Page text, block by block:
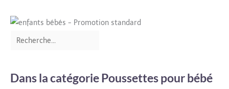
Dans la catégorie Poussettes pour bébé